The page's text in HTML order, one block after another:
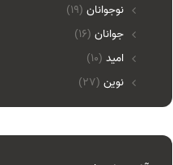
نوجوانان (19)
جوانان (16)
امید (10)
نوین (27)